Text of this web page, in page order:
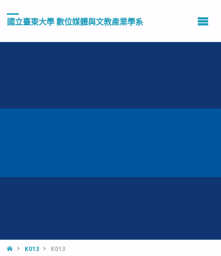
國立臺東大學 數位媒體與文教產業學系
HOMEK013 K013